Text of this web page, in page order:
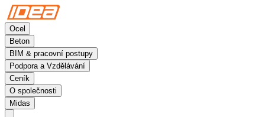
Ocel
Beton
BIM & pracovní postupy
Podpora a Vzdělávání
Ceník
O společnosti
Midas